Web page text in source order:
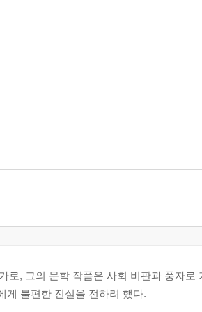
로, 그의 문학 작품은 사회 비판과 풍자로
게 불편한 진실을 전하려 했다.